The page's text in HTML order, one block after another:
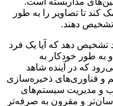
تا تصاویر را به طور
تشخیص دهند.
تشخیص دهد که آیا یک فرد
به طور خودکار به
که در آینده شاهد
و فناوری‌های ذخیره‌سازی
و مدیریت سیستم‌های
و مقرون به صرفه‌تر